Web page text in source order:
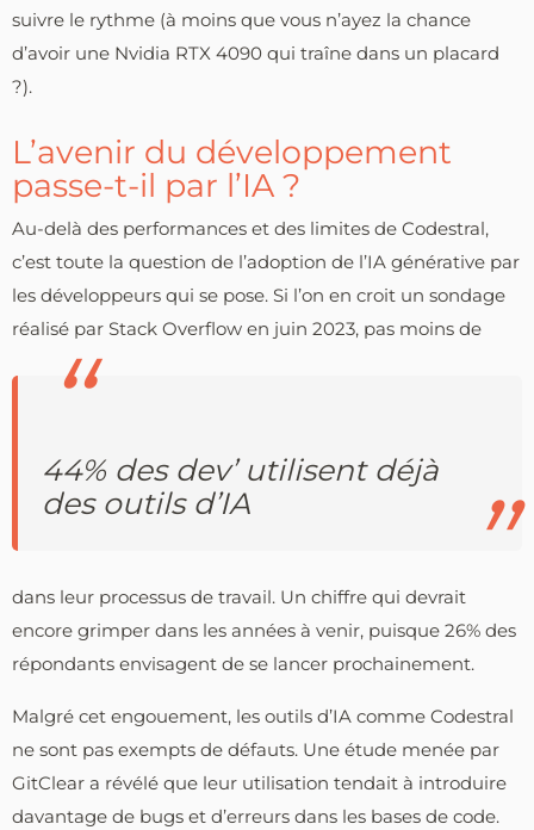
suivre le rythme (à moins que vous n’ayez la chance
d’avoir une Nvidia RTX 4090 qui traîne dans un placard
?).
L’avenir du développement
passe-t-il par l’IA ?
Au-delà des performances et des limites de Codestral,
c’est toute la question de l’adoption de l’IA générative par
les développeurs qui se pose. Si l’on en croit un sondage
réalisé par Stack Overflow en juin 2023, pas moins de
44% des dev’ utilisent déjà
des outils d’IA
dans leur processus de travail. Un chiffre qui devrait
encore grimper dans les années à venir, puisque 26% des
répondants envisagent de se lancer prochainement.
Malgré cet engouement, les outils d’IA comme Codestral
ne sont pas exempts de défauts. Une étude menée par
GitClear a révélé que leur utilisation tendait à introduire
davantage de bugs et d’erreurs dans les bases de code.